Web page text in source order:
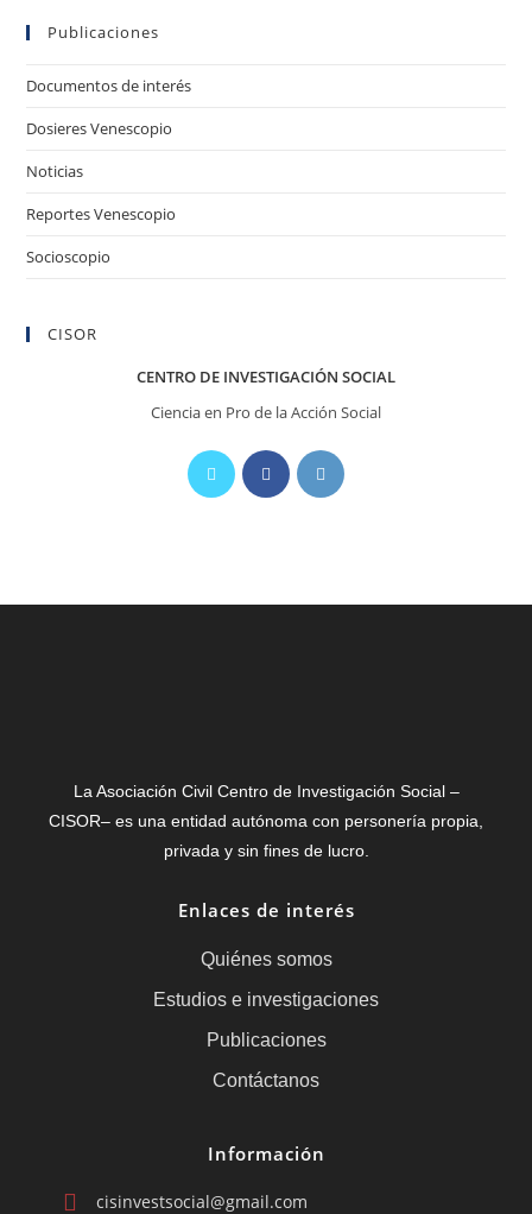
Publicaciones
Documentos de interés
Dosieres Venescopio
Noticias
Reportes Venescopio
Socioscopio
CISOR
CENTRO DE INVESTIGACIÓN SOCIAL
Ciencia en Pro de la Acción Social
La Asociación Civil Centro de Investigación Social –
CISOR– es una entidad autónoma con personería propia,
privada y sin fines de lucro.
Enlaces de interés
Quiénes somos
Estudios e investigaciones
Publicaciones
Contáctanos
Información
cisinvestsocial@gmail.com